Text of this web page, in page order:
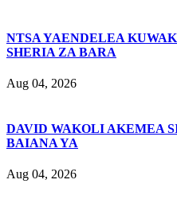
NTSA YAENDELEA
SHERIA ZA BARA
Aug 04, 2026
DAVID WAKOLI AKEMEA
BAIANA YA
Aug 04, 2026